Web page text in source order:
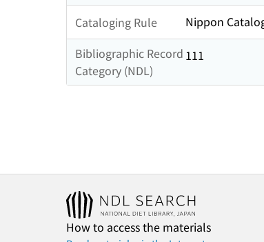
Cataloging Rule
Nippon
Bibliographic Record
Category (NDL)
111
How to access the materials